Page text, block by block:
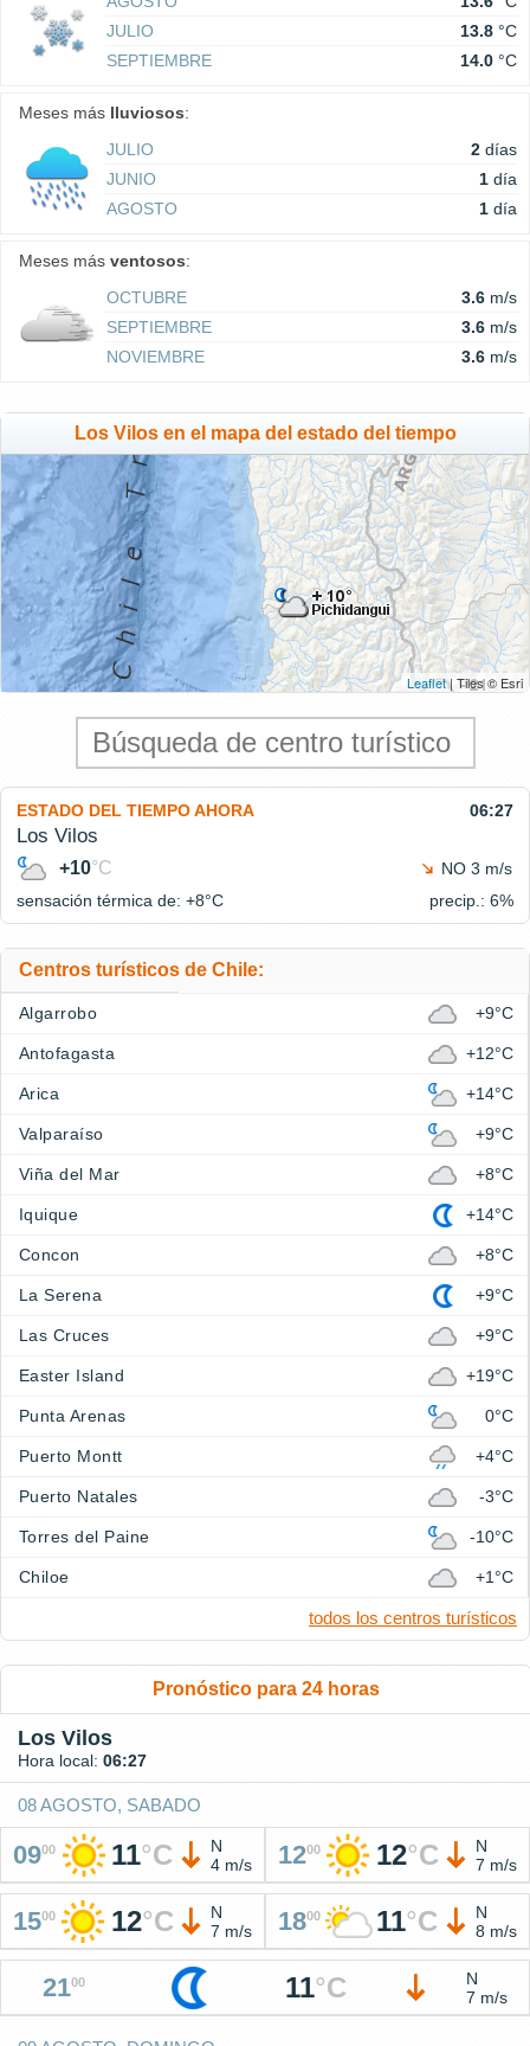
JULIO
13.8 °C
SEPTIEMBRE
14.0 °C
Meses más lluviosos:
JULIO
2 días
JUNIO
1 día
AGOSTO
1 día
Meses más ventosos:
OCTUBRE
3.6 m/s
SEPTIEMBRE
3.6 m/s
NOVIEMBRE
3.6 m/s
Los Vilos en el mapa del estado del tiempo
Leaflet| Tiles © Esri
ESTADO DEL TIEMPO AHORA 06:27
Los Vilos
+10°C
NO 3 m/s
sensación térmica de: +8°C precip.: 6%
Centros turísticos de Chile:
Algarrobo +9°C
Antofagasta +12°C
Arica +14°C
Valparaíso +9°C
Viña del Mar +8°C
Iquique +14°C
Concon +8°C
La Serena +9°C
Las Cruces +9°C
Easter Island +19°C
Punta Arenas 0°C
Puerto Montt +4°C
Puerto Natales -3°C
Torres del Paine -10°C
Chiloe +1°C
todos los centros turísticos
Pronóstico para 24 horas
Los Vilos
Hora local: 06:27
08 AGOSTO, SABADO
0900 11°C
N
4 m/s
1200 12°C
N
7 m/s
1500 12°C
N
7 m/s
1800 11°C
N
8 m/s
2100 11°C
N
7 m/s